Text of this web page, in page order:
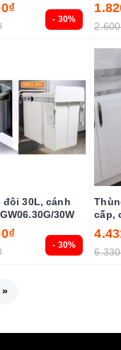
- 30%
- 30%
đôi 30L, cánh
30W
cấp,
»